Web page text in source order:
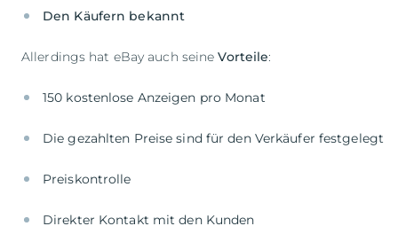
Den Käufern bekannt
Allerdings hat eBay auch seine Vorteile:
150 kostenlose Anzeigen pro Monat
Die gezahlten Preise sind für den Verkäufer festgelegt
Preiskontrolle
Direkter Kontakt mit den Kunden